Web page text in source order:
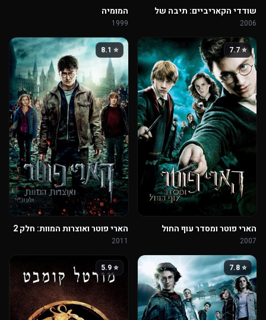
שודדי הקאריביים: תיבה של
איש מת
2006
המומיה
1999
⭐ 7.7
הארי פוטר ומסדר עוף החול
2007
⭐ 8.1
הארי פוטר ואוצרות המוות: חלק 2
2011
⭐ 7.8
⭐ 5.9